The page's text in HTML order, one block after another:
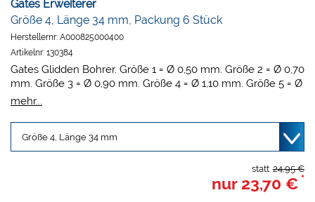
Gates Erweiterer
Größe 4, Länge 34 mm, Packung 6 Stück
Herstellernr: A000825000400
Artikelnr: 130384
Gates Glidden Bohrer. Größe 1 = Ø 0,50 mm. Größe 2 = Ø 0,70
mm. Größe 3 = Ø 0,90 mm. Größe 4 = Ø 1,10 mm. Größe 5 = Ø
1,30 mm. Größe 6 = Ø 1,50 mm.
mehr...
24,95 €
statt
nur 23,70 € *